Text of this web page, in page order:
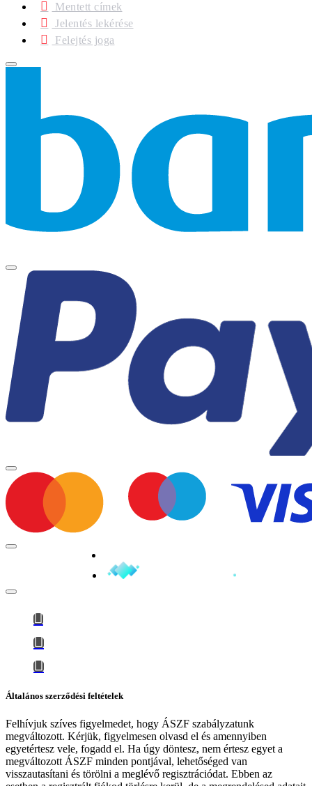
Mentett címek
Jelentés lekérése
Felejtés joga
Általános szerződési feltételek
Felhívjuk szíves figyelmedet, hogy ÁSZF szabályzatunk
megváltozott. Kérjük, figyelmesen olvasd el és amennyiben
egyetértesz vele, fogadd el. Ha úgy döntesz, nem értesz egyet a
megváltozott ÁSZF minden pontjával, lehetőséged van
visszautasítani és törölni a meglévő regisztrációdat. Ebben az